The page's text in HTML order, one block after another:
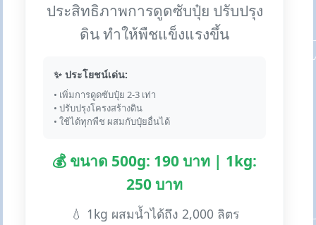
ประสิทธิภาพการดูดซับปุ๋ย ปรับปรุง
ดิน ทำให้พืชแข็งแรงขึ้น
✨ ประโยชน์เด่น:
• เพิ่มการดูดซับปุ๋ย 2-3 เท่า
• ปรับปรุงโครงสร้างดิน
• ใช้ได้ทุกพืช ผสมกับปุ๋ยอื่นได้
💰 ขนาด 500g: 190 บาท | 1kg:
250 บาท
💧 1kg ผสมน้ำได้ถึง 2,000 ลิตร